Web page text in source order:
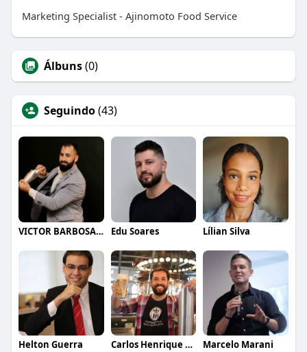
Marketing Specialist - Ajinomoto Food Service
Álbuns(0)
Seguindo(43)
VICTOR BARBOSA QUARANTA Edu Soares Lílian Silva
Helton Guerra Carlos Henrique de Faria Vasconcelos Marcelo Marani